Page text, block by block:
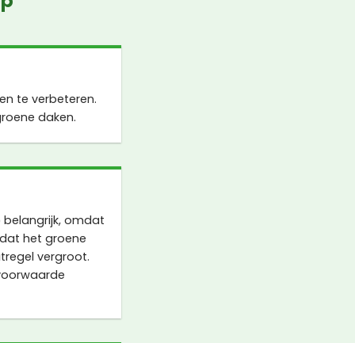
te verbeteren.
daken.
omdat
het groene
vergroot.